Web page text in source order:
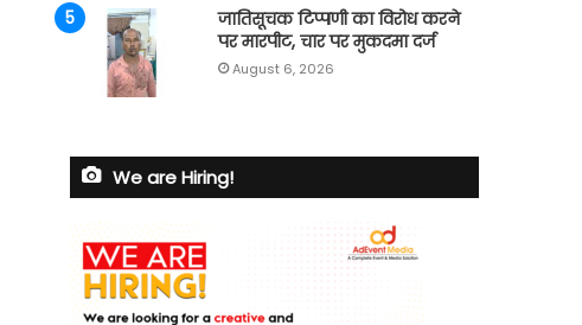
जातिसूचक टिप्पणी का विरोध करने
पर मारपीट, चार पर मुकदमा दर्ज
August 6, 2026
We are Hiring!